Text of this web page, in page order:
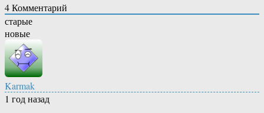
4Комментарий
старые
новые
Karmak
1 год назад